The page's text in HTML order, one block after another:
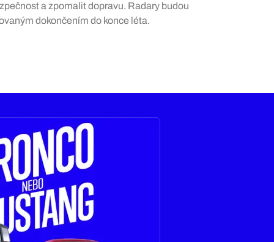
a zpomalit dopravu. Radary budou
dokončením do konce léta.